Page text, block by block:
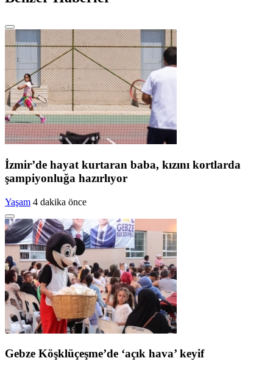
İzmir’de hayat kurtaran baba, kızını kortlarda
şampiyonluğa hazırlıyor
Yaşam 4 dakika önce
Gebze Köşklüçeşme’de ‘açık hava’ keyif